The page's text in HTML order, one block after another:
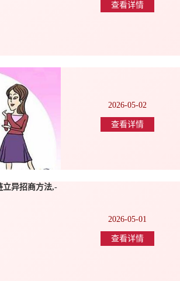
查看详情
2026-05-02
查看详情
2026-05-01
查看详情